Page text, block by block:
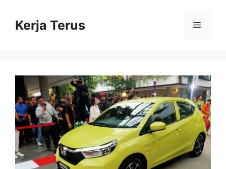
Kerja Terus Menu